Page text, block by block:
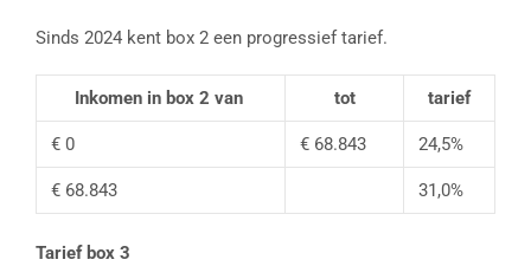
Sinds 2024 kent box 2 een progressief tarief.
Inkomen in box 2 van tot tarief
€ 0 € 68.843 24,5%
€ 68.843 31,0%
Tarief box 3